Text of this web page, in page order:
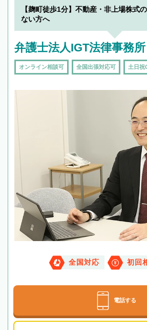
【麹町徒歩1分】不動産・非上場株式
ない方へ
弁護士法人IGT法律事務所
オンライン相談可 全国出張対応可 土日祝
全国対応 初回
電話する